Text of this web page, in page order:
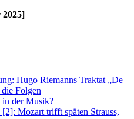
Hugo Riemanns Traktat „De
Folgen
in der Musik?
Mozart trifft späten Strauss,